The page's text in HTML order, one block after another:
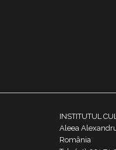
INSTITUTUL
Aleea
România